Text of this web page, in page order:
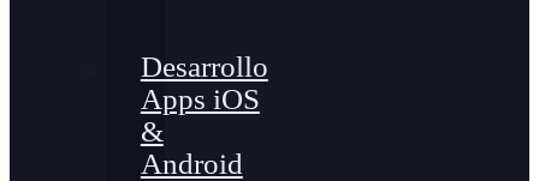
Desarrollo
Apps iOS
&
Android